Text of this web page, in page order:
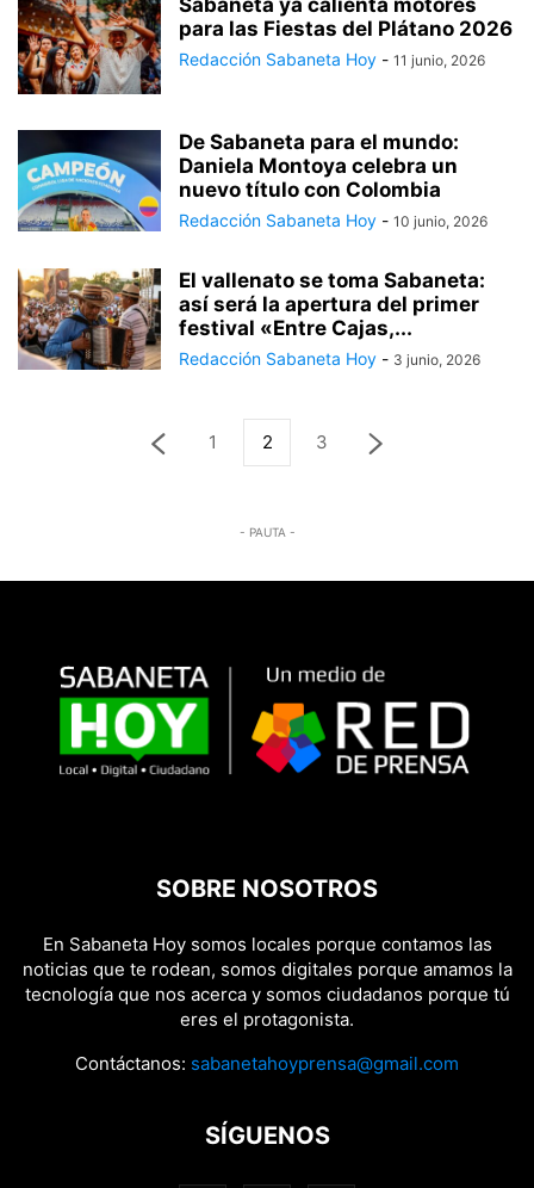
Sabaneta ya calienta motores
para las Fiestas del Plátano 2026
Redacción Sabaneta Hoy - 11 junio, 2026
De Sabaneta para el mundo:
Daniela Montoya celebra un
nuevo título con Colombia
Redacción Sabaneta Hoy - 10 junio, 2026
El vallenato se toma Sabaneta:
así será la apertura del primer
festival «Entre Cajas,...
Redacción Sabaneta Hoy - 3 junio, 2026
1 2 3
- PAUTA -
SOBRE NOSOTROS
En Sabaneta Hoy somos locales porque contamos las
noticias que te rodean, somos digitales porque amamos la
tecnología que nos acerca y somos ciudadanos porque tú
eres el protagonista.
Contáctanos: sabanetahoyprensa@gmail.com
SÍGUENOS